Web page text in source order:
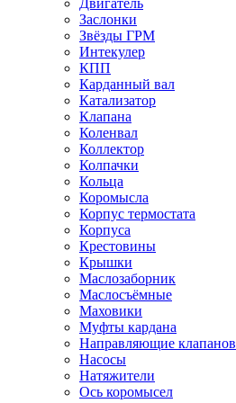
Двигатель
Заслонки
Звёзды ГРМ
Интекулер
КПП
Карданный вал
Катализатор
Клапана
Коленвал
Коллектор
Колпачки
Кольца
Коромысла
Корпус термостата
Корпуса
Крестовины
Крышки
Маслозаборник
Маслосъёмные
Маховики
Муфты кардана
Направляющие клапанов
Насосы
Натяжители
Ось коромысел